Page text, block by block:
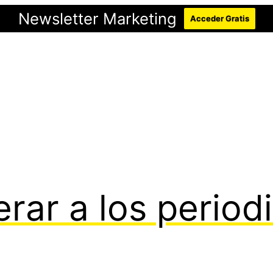
Newsletter Marketing Acceder Gratis
a los